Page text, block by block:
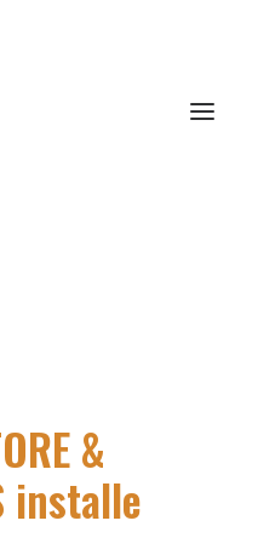
&
installe